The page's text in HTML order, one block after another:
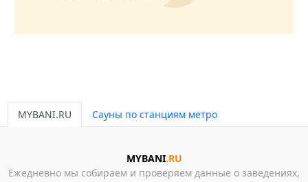
MYBANI.RU Сауны по станциям метро
MYBANI.RU
Ежедневно мы собираем и проверяем данные о заведениях,